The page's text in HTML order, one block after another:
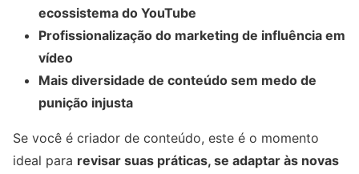
ecossistema do YouTube
Profissionalização do marketing de influência em
vídeo
Mais diversidade de conteúdo sem medo de
punição injusta
Se você é criador de conteúdo, este é o momento
ideal para revisar suas práticas, se adaptar às novas